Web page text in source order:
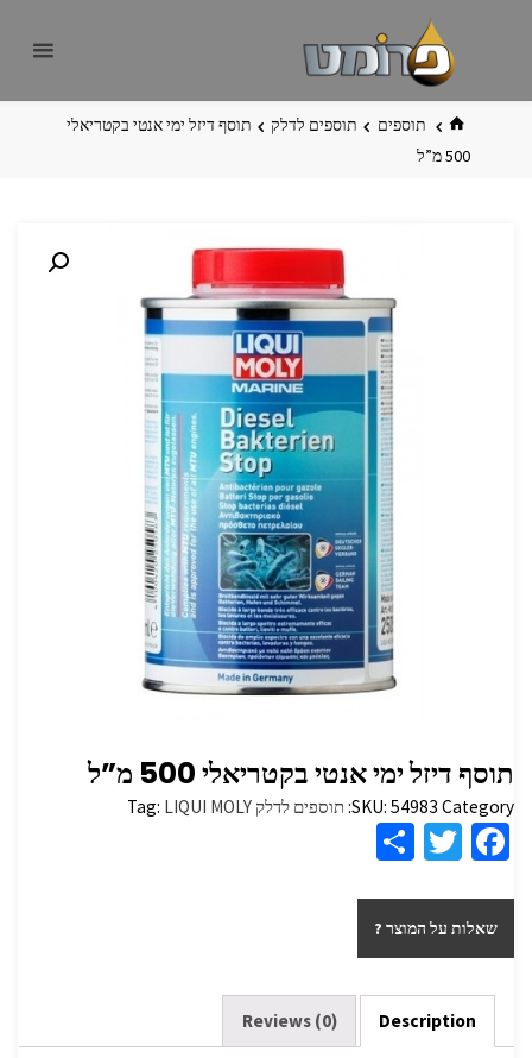
בית תוספים תוספים לדלק
תוסף דיזל ימי אנטי בקטריאלי
500 מ”ל
תוסף דיזל ימי אנטי בקטריאלי 500 מ”ל
SKU: 54983 Category: תוספים לדלק Tag: LIQUI MOLY
Fa
b
o
o
k
T
tt
er
ar
e
שאלות על המוצר ?
Description
Reviews (0)